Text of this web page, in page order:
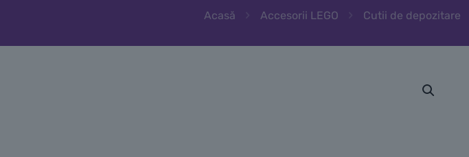
Acasă Accesorii LEGO Cutii de depozitare